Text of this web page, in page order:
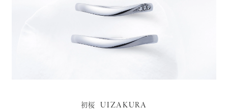
初桜 UIZAKURA